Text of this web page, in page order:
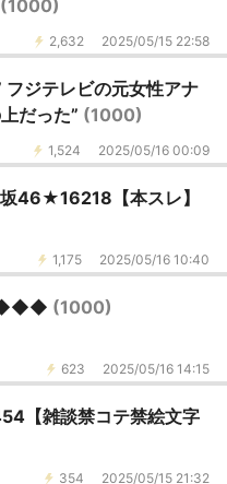
(1000)
2,632 2025/05/15 22:58
フジテレビの元女性アナ
だった” (1000)
1,524 2025/05/16 00:09
坂46★16218【本スレ】
1,175 2025/05/16 10:40
(1000)
623 2025/05/16 14:15
【雑談禁コテ禁絵文字
354 2025/05/15 21:32